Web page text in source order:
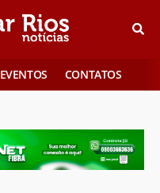
EVENTOS CONTATOS